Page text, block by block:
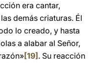
era cantar,
demás criaturas. Él
lo creado, y hasta
a alabar al Señor,
[19] . Su reacción